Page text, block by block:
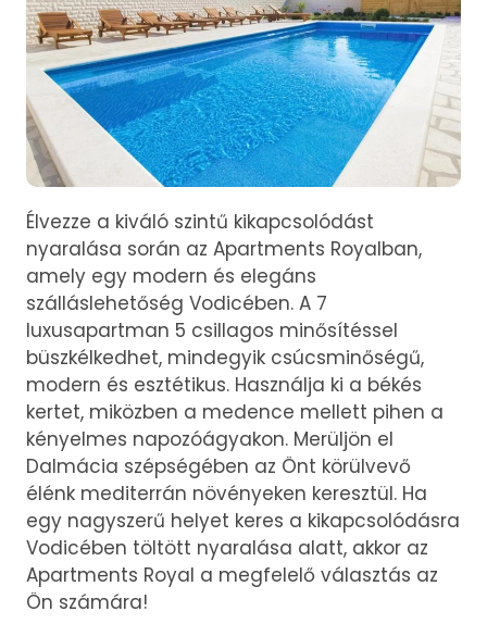
Élvezze a kiváló szintű kikapcsolódást
nyaralása során az Apartments Royalban,
amely egy modern és elegáns
szálláslehetőség Vodicében. A 7
luxusapartman 5 csillagos minősítéssel
büszkélkedhet, mindegyik csúcsminőségű,
modern és esztétikus. Használja ki a békés
kertet, miközben a medence mellett pihen a
kényelmes napozóágyakon. Merüljön el
Dalmácia szépségében az Önt körülvevő
élénk mediterrán növényeken keresztül. Ha
egy nagyszerű helyet keres a kikapcsolódásra
Vodicében töltött nyaralása alatt, akkor az
Apartments Royal a megfelelő választás az
Ön számára!